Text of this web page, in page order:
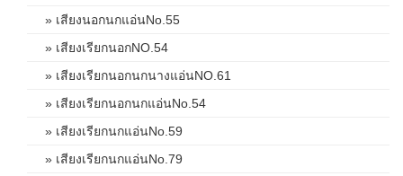
» เสียงนอกนกแอ่นNo.55
» เสียงเรียกนอกNO.54
» เสียงเรียกนอกนกนางแอ่นNO.61
» เสียงเรียกนอกนกแอ่นNo.54
» เสียงเรียกนกแอ่นNo.59
» เสียงเรียกนกแอ่นNo.79